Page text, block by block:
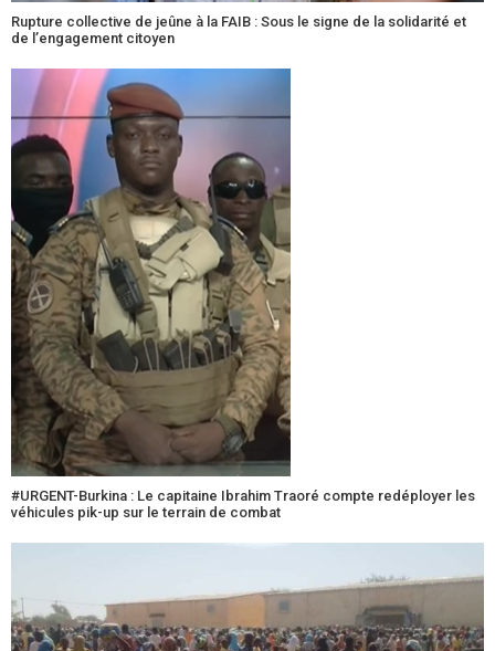
Rupture collective de jeûne à la FAIB : Sous le signe de la solidarité et
de l’engagement citoyen
#URGENT-Burkina : Le capitaine Ibrahim Traoré compte redéployer les
véhicules pik-up sur le terrain de combat